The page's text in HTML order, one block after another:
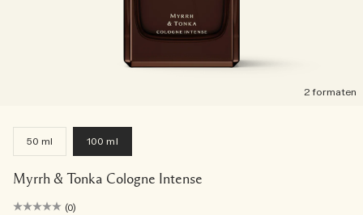
2 formaten
50 ml 100 ml
Myrrh & Tonka Cologne Intense
(0)